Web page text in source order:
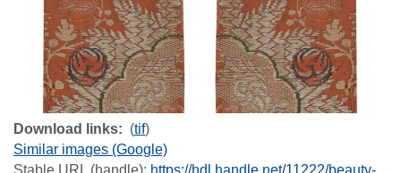
Download links (tif)
Similar images (Google)
Stable URL (handle): https://hdl.handle.net/11222/beauty-